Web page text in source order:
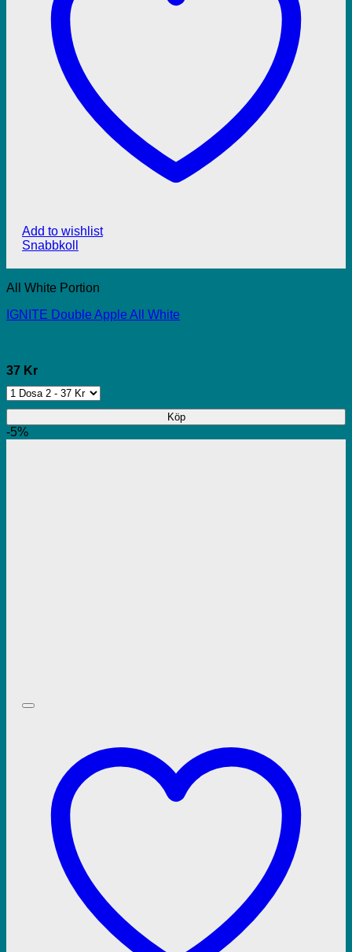
Add to wishlist
Snabbkoll
All White Portion
IGNITE Double Apple All White
37 Kr
Köp
-5%